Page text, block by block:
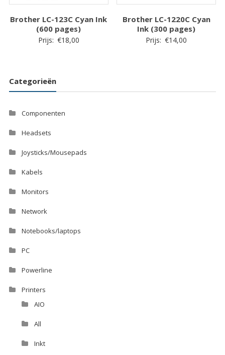
Brother LC-123C Cyan Ink
(600 pages)
Prijs: €18,00
Brother LC-1220C Cyan
Ink (300 pages)
Prijs: €14,00
Categorieën
Componenten
Headsets
Joysticks/Mousepads
Kabels
Monitors
Network
Notebooks/laptops
PC
Powerline
Printers
AIO
All
Inkt